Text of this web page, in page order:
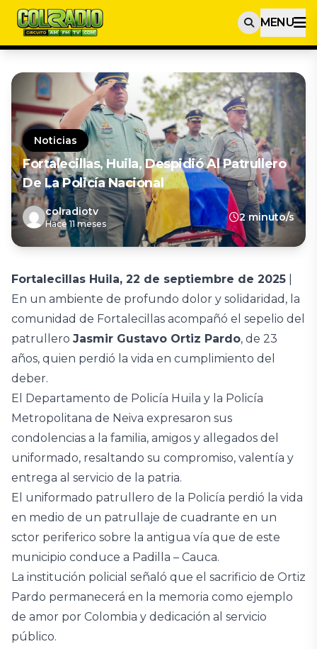
MENU
Noticias
Fortalecillas, Huila, Despidió Al Patrullero
De La Policía Nacional
colradiotv
Hace 11 meses
2 minuto/s
Fortalecillas Huila, 22 de septiembre de 2025
En un ambiente de profundo dolor y solidaridad, la
comunidad de Fortalecillas acompañó el sepelio del
patrullero Jasmir Gustavo Ortiz Pardo, de 23
años, quien perdió la vida en cumplimiento del
deber.
El Departamento de Policía Huila y la Policía
Metropolitana de Neiva expresaron sus
condolencias a la familia, amigos y allegados del
uniformado, resaltando su compromiso, valentía y
entrega al servicio de la patria.
El uniformado patrullero de la Policía perdió la vida
en medio de un patrullaje de cuadrante en un
sctor periferico sobre la antigua vía que de este
municipio conduce a Padilla – Cauca.
La institución policial señaló que el sacrificio de Ortiz
Pardo permanecerá en la memoria como ejemplo
de amor por Colombia y dedicación al servicio
público.